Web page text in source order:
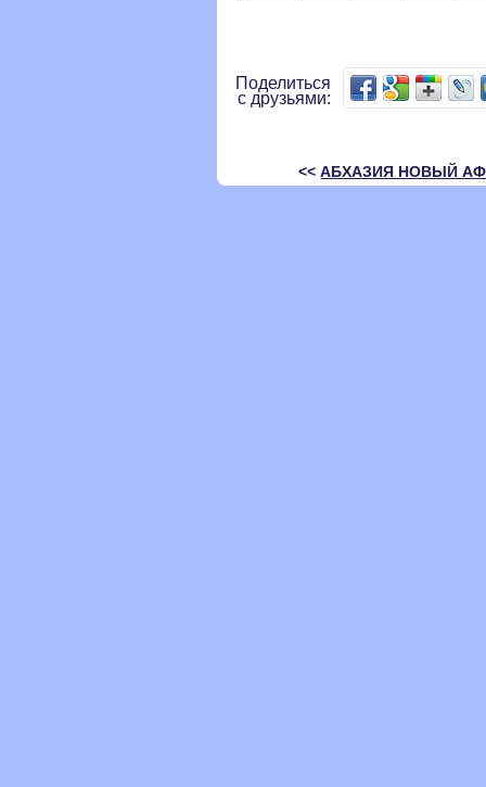
Поделиться
с друзьями:
<<АБХАЗИЯ НОВЫЙ